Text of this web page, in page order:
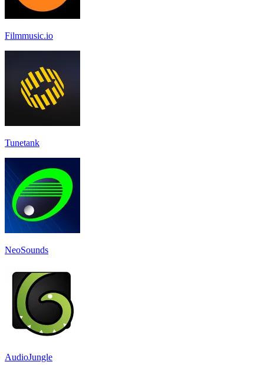
Filmmusic.io
Tunetank
NeoSounds
AudioJungle